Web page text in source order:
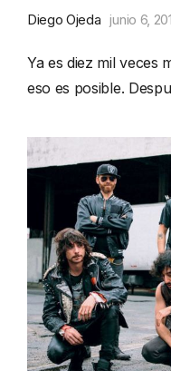
Diego Ojeda junio 6,
Ya es diez mil veces
eso es posible.